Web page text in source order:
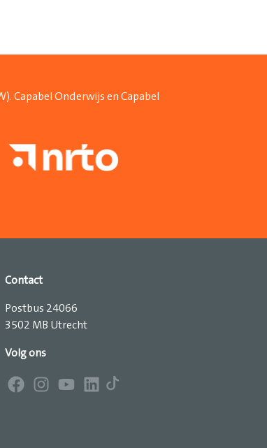
Capabel Onderwijs en Capabel
Contact
Postbus 24066
3502 MB Utrecht
Volg ons